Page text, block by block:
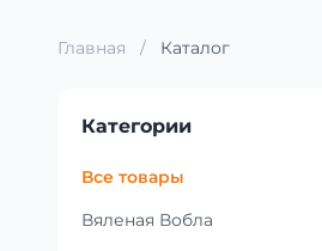
Главная / Каталог
Категории
Все товары
Вяленая Вобла